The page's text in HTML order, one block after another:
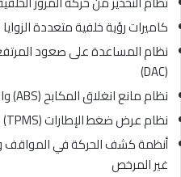
كاميرات رؤية خلفية متعددة الزوايا
(DAC)
نظام مانع انغلاق المكابح (ABS) والتحكم في الثبات (VSC)
نظام عرض ضغط الإطارات (TPMS)
أنظمة كشف الحركة في المواقف
غير المرخص